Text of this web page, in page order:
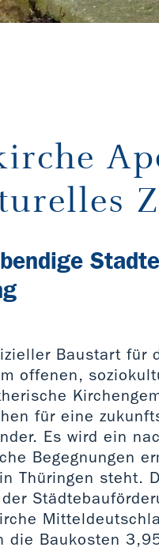
an der Martinskirche
Baustart für
offenen,
für eine
Es wird ein
Begegnungen
Thüringen steht.
die Baukosten